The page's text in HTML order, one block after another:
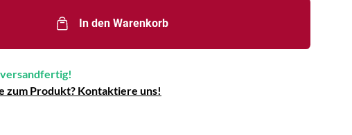
In den Warenkorb
zum Produkt? Kontaktiere uns!